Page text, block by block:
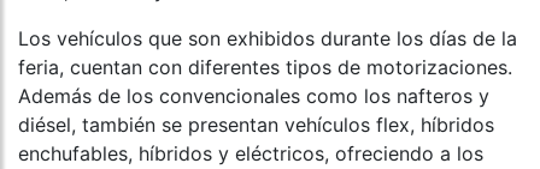
Los vehículos que son exhibidos durante los días de la
feria, cuentan con diferentes tipos de motorizaciones.
Además de los convencionales como los nafteros y
diésel, también se presentan vehículos flex, híbridos
enchufables, híbridos y eléctricos, ofreciendo a los